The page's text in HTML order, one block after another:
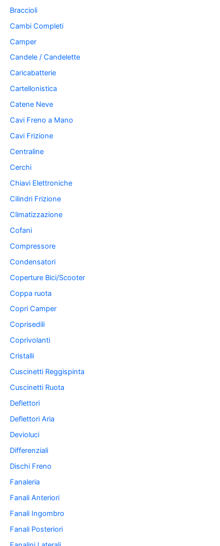
Braccioli
Cambi Completi
Camper
Candele / Candelette
Caricabatterie
Cartellonistica
Catene Neve
Cavi Freno a Mano
Cavi Frizione
Centraline
Cerchi
Chiavi Elettroniche
Cilindri Frizione
Climatizzazione
Cofani
Compressore
Condensatori
Coperture Bici/Scooter
Coppa ruota
Copri Camper
Coprisedili
Coprivolanti
Cristalli
Cuscinetti Reggispinta
Cuscinetti Ruota
Deflettori
Deflettori Aria
Devioluci
Differenziali
Dischi Freno
Fanaleria
Fanali Anteriori
Fanali Ingombro
Fanali Posteriori